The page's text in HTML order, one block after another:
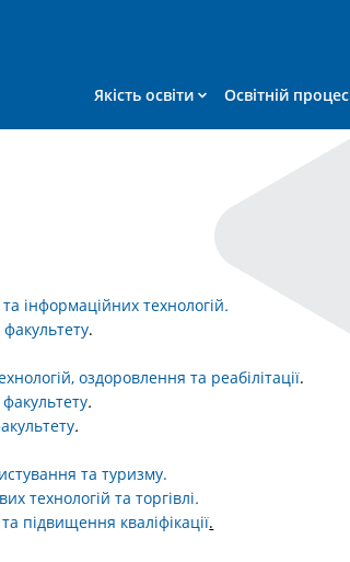
Якість освіти Освітній процес
інформаційних технологій.
факультету.
оздоровлення та реабілітації.
.
.
та туризму.
технологій та торгівлі.
підвищення кваліфікації.